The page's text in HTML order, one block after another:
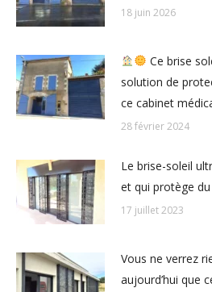
18 juin 2026
Ce brise
solution de
ce cabinet
28 février 2024
Le brise-soleil
et qui protège
17 juillet 2023
Vous ne verrez
aujourd’hui que